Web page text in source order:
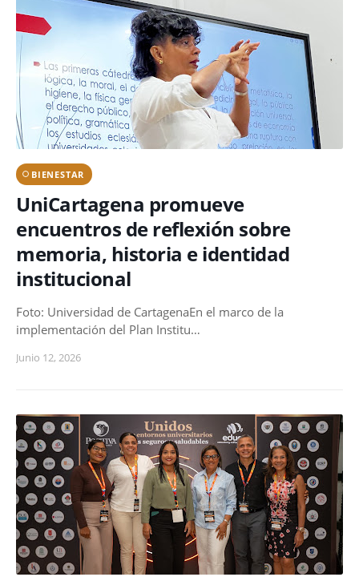
BIENESTAR
UniCartagena promueve
encuentros de reflexión sobre
memoria, historia e identidad
institucional
Foto: Universidad de CartagenaEn el marco de la
implementación del Plan Institu…
Junio 12, 2026